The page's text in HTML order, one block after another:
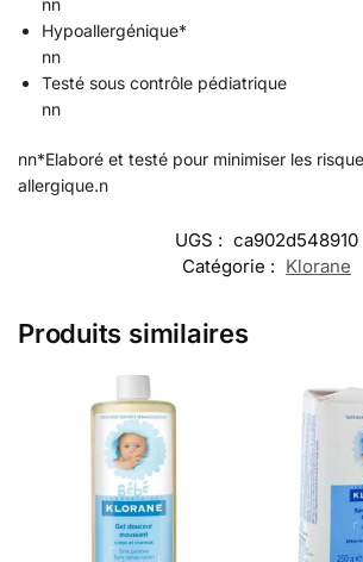
nn
Hypoallergénique*
nn
Testé sous contrôle pédiatrique
nn
nn*Elaboré et testé pour minimiser les
allergique.n
UGS : ca902d548910
Catégorie : Klorane
Produits similaires